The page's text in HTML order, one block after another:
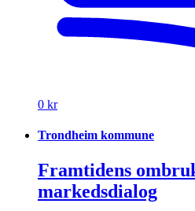
0 kr
Trondheim kommune
Framtidens
markedsdialog